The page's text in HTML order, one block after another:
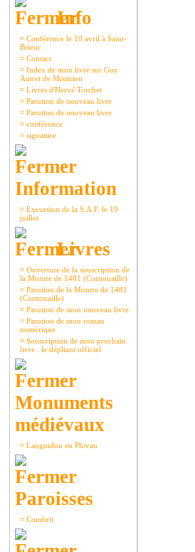
Info
¤ Conférence le 10 avril à Saint-
Brieuc
¤ Contact
¤ Index de mon livre sur Guy
Autret de Missirien
¤ Livres d'Hervé Torchet
¤ Parution de nouveau livre
¤ Parution de nouveau livre
¤ conférence
¤ signature
Information
¤ Excursion de la S.A.F. le 19
juillet
Livres
¤ Ouverture de la souscription de
la Montre de 1481 (Cornouaille)
¤ Parution de la Montre de 1481
(Cornouaille)
¤ Parution de mon nouveau livre
¤ Parution de mon roman
numérique
¤ Souscription de mon prochain
livre : le dépliant officiel
Monuments
médiévaux
¤ Languidou en Plovan
Paroisses
¤ Combrit